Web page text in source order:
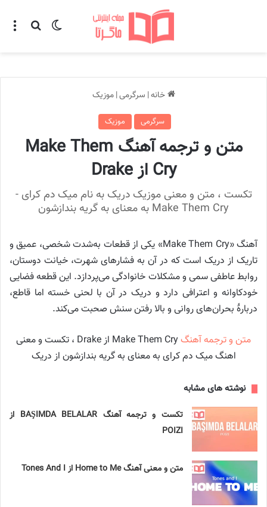
تغییر پوسته
خانه| سرگرمی| موزیک
سرگرمی موزیک
متن و ترجمه آهنگ Make Them
Cry از Drake
تکست ، متن و معنی موزیک دریک به نام میک دم کرای -
Make Them Cry به معنای به گریه بندازشون
آهنگ «Make Them Cry» یکی از قطعات به‌شدت شخصی، عمیق و
تاریک از دریک است که در آن به فشارهای شهرت، خیانت دوستان،
روابط عاطفی سمی و مشکلات خانوادگی می‌پردازد. این قطعه فضایی
خودکاوانه و اعترافی دارد و دریک در آن با لحنی خسته اما قاطع،
دربارهٔ بحران‌های روانی و بالا رفتن سنش صحبت می‌کند.
متن و ترجمه آهنگ
Make Them Cry از Drake ، تکست و معنی
اهنگ میک دم کرای به معنای به گریه بندازشون از دریک
نوشته های مشابه
تکست و ترجمه آهنگ BAŞIMDA BELALAR از
POIZI
متن و معنی آهنگ Home to Me از Tones And I